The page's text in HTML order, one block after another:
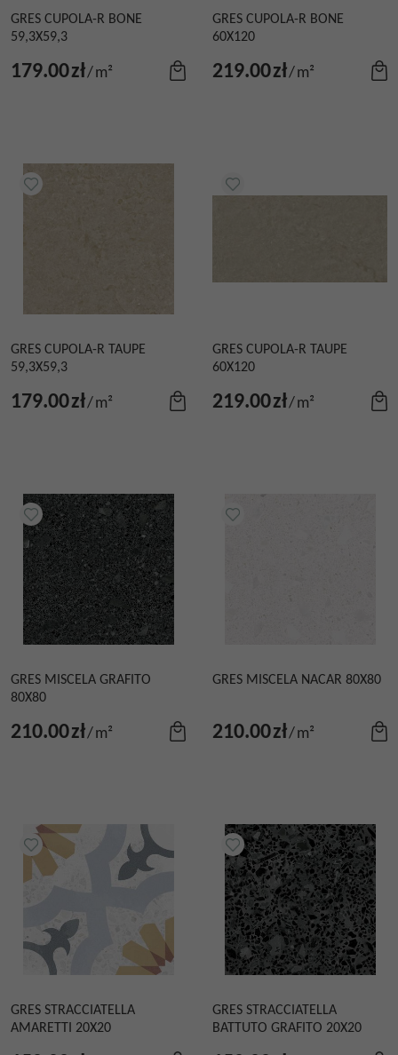
GRES CUPOLA-R BONE
59,3X59,3
179.00zł/m²
GRES CUPOLA-R BONE
60X120
219.00zł/m²
GRES CUPOLA-R TAUPE
59,3X59,3
179.00zł/m²
GRES CUPOLA-R TAUPE
60X120
219.00zł/m²
GRES MISCELA GRAFITO
80X80
210.00zł/m²
GRES MISCELA NACAR 80X80
210.00zł/m²
GRES STRACCIATELLA
AMARETTI 20X20
GRES STRACCIATELLA
BATTUTO GRAFITO 20X20